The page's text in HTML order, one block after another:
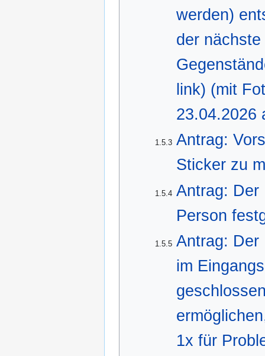
werden)
der
link) (mit
23.04.2026
1.5.3 Antrag:
Sticker zu
1.5.4 Antrag: Der
Person
1.5.5 Antrag: Der
im
1x für